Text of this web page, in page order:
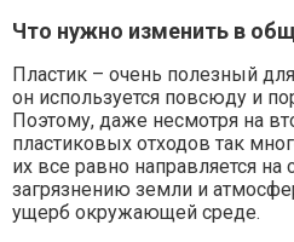
Что нужно изменить в
Пластик – очень полезный
он используется повсюду и
Поэтому, даже несмотря на
пластиковых отходов так
их все равно направляется на
загрязнению земли и
ущерб окружающей среде.